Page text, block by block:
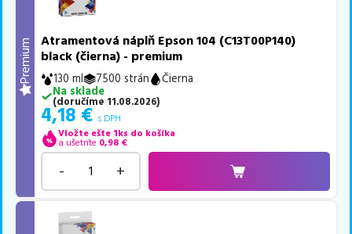
Premium
Atramentová náplň Epson 104 (C13T00P140)
black (čierna) - premium
130 ml 7500 strán
Čierna
Na sklade
(doručíme 11.08.2026)
4,18 € s DPH
Vložte ešte 1ks do košíka
a ušetríte 0,98 €
- +